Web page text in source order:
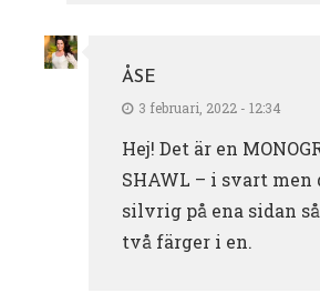
ÅSE
3 februari, 2022 - 12:34
Hej! Det är en
SHAWL – i svart men
silvrig på ena sidan
två färger i en.